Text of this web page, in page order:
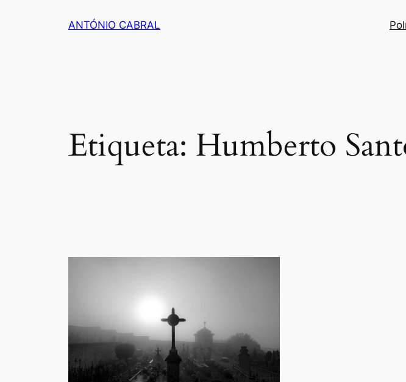
ANTÓNIO CABRAL
Etiqueta: Humberto